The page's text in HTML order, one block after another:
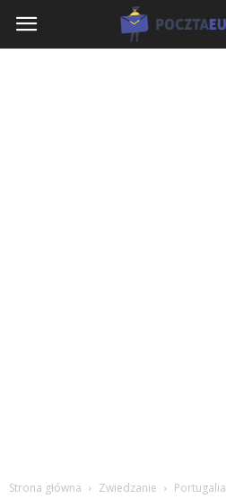
PocztaEuropa.pl
Strona główna Zwiedzanie Portugalia